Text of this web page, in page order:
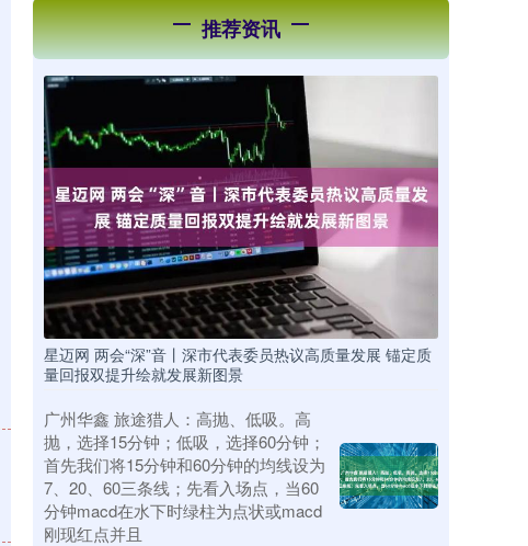
推荐资讯
星迈网 两会“深”音丨深市代表委员热议高质量发展 锚定质
量回报双提升绘就发展新图景
广州华鑫 旅途猎人：高抛、低吸。高
抛，选择15分钟；低吸，选择60分钟；
首先我们将15分钟和60分钟的均线设为
7、20、60三条线；先看入场点，当60
分钟macd在水下时绿柱为点状或macd
刚现红点并且